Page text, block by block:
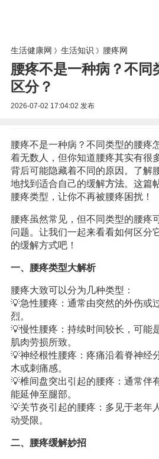
生活健康网 》 生活知识 》 腰疼网
腰疼不是一种病？不同
区分？
2026-07-02 17:04:02 发布
腰疼不是一种病？不同类型的腰疼
着无数人，但你知道腰疼其实有很
背后可能隐藏着不同的原因。了解
地找到适合自己的缓解方法。这篇
腰疼类型，让你不再被腰疼困扰！
腰疼虽然常见，但不同类型的腰疼
问题。让我们一起来看看如何区分
的缓解方式吧！
一、腰疼类型大解析
腰疼大致可以分为几种类型：
💡急性腰疼：通常由突然的外伤或
烈。
💡慢性腰疼：持续时间较长，可能
肌肉劳损所致。
💡神经根性腰疼：疼痛沿着脊神经
木或刺痛感。
💡椎间盘突出引起的腰疼：通常伴
能延伸至腿部。
💡关节炎引起的腰疼：多见于老年
动受限。
二、腰疼缓解妙招